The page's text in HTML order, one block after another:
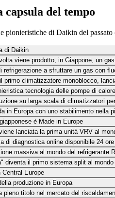
del tempo
pionieristiche di Daikin del passato
di Daikin
viene prodotto, in Giappone, un
refrigerazione a sfruttare un gas con
primo climatizzatore monoblocco,
tecnologia delle pompe di
su larga scala di climatizzatori
in Europa con uno stabilimento nella
è Made in Europe
lanciata la prima unità VRV al
di diagnostica online disponibile 24
massiva al mondo del refrigerante
diventa il primo sistema split al
Central Europe
produzione in Europa
pieno titolo nel mercato del